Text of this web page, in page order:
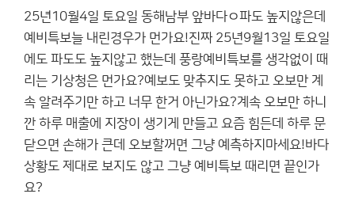
25년10월4일 토요일 동해남부 앞바다ㅇ파도 높지않은데
예비특보늘 내린경우가 먼가요!진짜 25년9월13일 토요일
에도 파도도 높지않고 했는데 풍랑예비특보를 생각없이 때
리는 기상청은 먼가요?예보도 맞추지도 못하고 오보만 계
속 알려주기만 하고 너무 한거 아닌가요?계속 오보만 하니
깐 하루 매출에 지장이 생기게 만들고 요즘 힘든데 하루 문
닫으면 손해가 큰데 오보할꺼면 그냥 예측하지마세요!바다
상황도 제대로 보지도 않고 그냥 예비특보 때리면 끝인가
요?